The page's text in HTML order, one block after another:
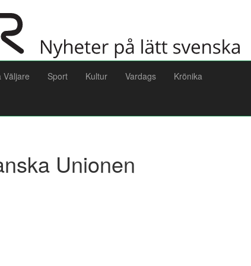
Väljare Sport Kultur Vardags Krönika
Unionen